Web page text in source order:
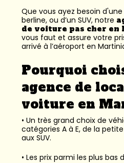
Que vous ayez besoin
berline, ou d’un SUV, notre
de voiture pas cher
vous faut et assure votre
arrivé à l’aéroport en
Pourquoi
agence de
voiture en
• Un très grand choix de
catégories A à E, de la
aux SUV.
• Les prix parmi les plus bas